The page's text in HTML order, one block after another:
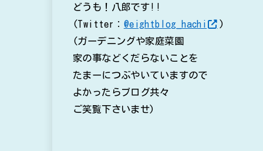
どうも！八郎です!!
(Twitter： @eightblog_hachi
)
(ガーデニングや家庭菜園
家の事などくだらないことを
たまーにつぶやいていますので
よかったらブログ共々
ご笑覧下さいませ)